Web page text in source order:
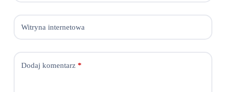
Witryna internetowa
Dodaj komentarz*